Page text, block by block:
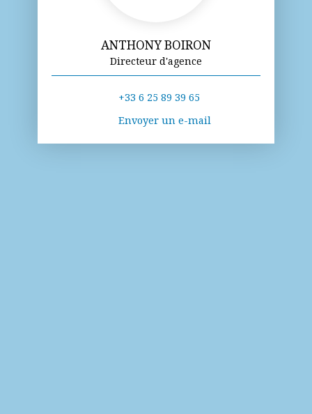
ANTHONY BOIRON
Directeur d'agence
+33 6 25 89 39 65
Envoyer un e-mail